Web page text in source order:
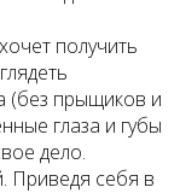
получить
(без прыщиков и
глаза и губы
дело.
Приведя себя в